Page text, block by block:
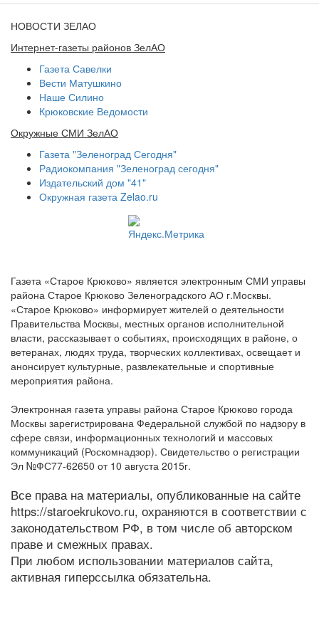
НОВОСТИ ЗЕЛАО
Интернет-газеты районов ЗелАО
Газета Савелки
Вести Матушкино
Наше Силино
Крюковские Ведомости
Окружные СМИ ЗелАО
Газета "Зеленоград Сегодня"
Радиокомпания "Зеленоград сегодня"
Издательский дом "41"
Окружная газета Zelao.ru
Газета «Старое Крюково» является электронным СМИ управы
района Старое Крюково Зеленоградского АО г.Москвы.
«Старое Крюково» информирует жителей о деятельности
Правительства Москвы, местных органов исполнительной
власти, рассказывает о событиях, происходящих в районе, о
ветеранах, людях труда, творческих коллективах, освещает и
анонсирует культурные, развлекательные и спортивные
мероприятия района.
Электронная газета управы района Старое Крюково города
Москвы зарегистрирована Федеральной службой по надзору в
сфере связи, информационных технологий и массовых
коммуникаций (Роскомнадзор). Свидетельство о регистрации
Эл №ФС77-62650 от 10 августа 2015г.
Все права на материалы, опубликованные на сайте
https://staroekrukovo.ru, охраняются в соответствии с
законодательством РФ, в том числе об авторском
праве и смежных правах.
При любом использовании материалов сайта,
активная гиперссылка обязательна.